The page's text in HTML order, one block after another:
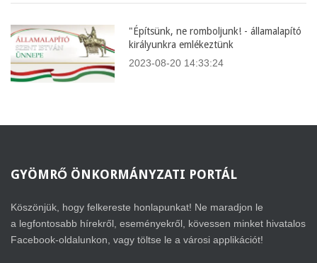
"Építsünk, ne romboljunk! - államalapító
királyunkra emlékeztünk
2023-08-20 14:33:24
GYÖMRŐ ÖNKORMÁNYZATI PORTÁL
Köszönjük, hogy felkereste honlapunkat! Ne maradjon le
a legfontosabb hírekről, eseményekről, kövessen minket hivatalos
Facebook-oldalunkon, vagy töltse le a városi applikációt!